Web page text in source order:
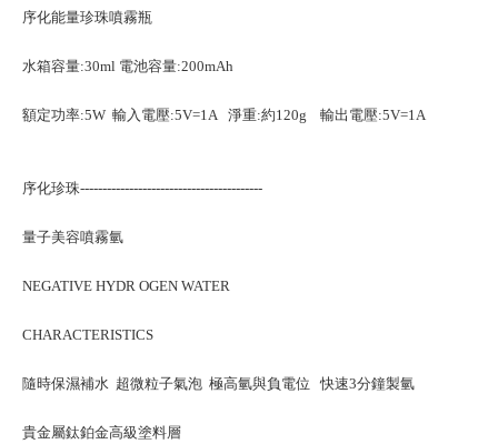
序化能量珍珠噴霧瓶
水箱容量:30ml 電池容量:200mAh
額定功率:5W 輸入電壓:5V=1A 淨重:約120g 輸出電壓:5V=1A
序化珍珠-----------------------------------------
量子美容噴霧氫
NEGATIVE HYDR OGEN WATER
CHARACTERISTICS
隨時保濕補水 超微粒子氣泡 極高氫與負電位 快速3分鐘製氫
貴金屬鈦鉑金高級塗料層